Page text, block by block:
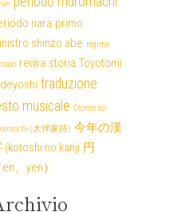
nara primo
shinzo abe regime
reiwa storia Toyotomi
traduzione
musicale Ōtomo no
(大伴家持) 今年の漢
(kotoshi no kanji 円
en、yen）